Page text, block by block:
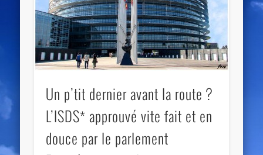
Un p’tit dernier avant la route ?
L’ISDS* approuvé vite fait et en
douce par le parlement